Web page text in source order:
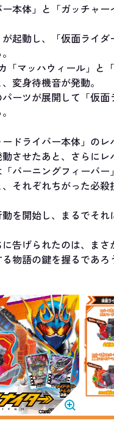
本体」と「ガッチャ
起動し、「仮面ライ
「マッハウィール」と
変身待機音が発動。
ーツが展開して「仮
ドライバー本体」のレ
させたあと、さらにレ
「バーニングフィーバ
それぞれちがった必殺
を開始し、まるでそ
告げられたのは、ま
物語の鍵を握るであろ